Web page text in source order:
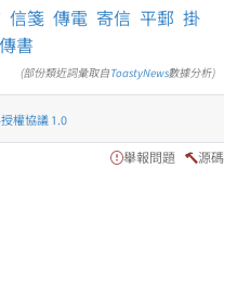
信箋 傳電 寄信 平郵 掛
書
(部份類近詞彙取自ToastyNews數據分析)
權協議 1.0
舉報問題 源碼